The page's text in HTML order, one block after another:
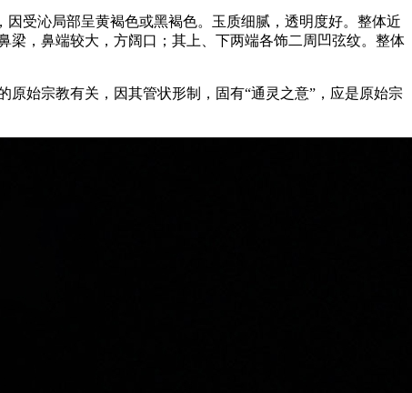
受沁局部呈黄褐色或黑褐色。玉质细腻，透明度好。整体近
，鼻端较大，方阔口；其上、下两端各饰二周凹弦纹。整体
始宗教有关，因其管状形制，固有“通灵之意”，应是原始宗